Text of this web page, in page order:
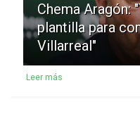
Chema Aragón:
plantilla para
Villarreal"
Leer más